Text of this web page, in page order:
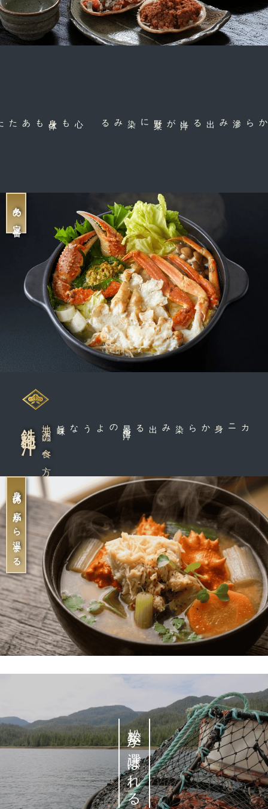
冬の定番
甘みの強いカニ身から
に染みる
身体の底から温まる
鉄砲汁 地元流の食べ方 カニ身から染み出る
松菱が選ばれる理由